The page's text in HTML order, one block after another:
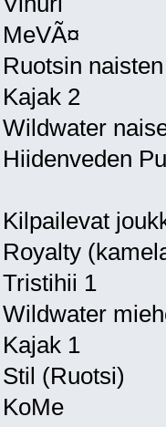
MeVÃ¤
Ruotsin
Kajak 2
Wildwater
Hiidenveden
Kilpailevat
Royalty
Tristihii 1
Wildwater
Kajak 1
Stil (Ruotsi)
KoMe